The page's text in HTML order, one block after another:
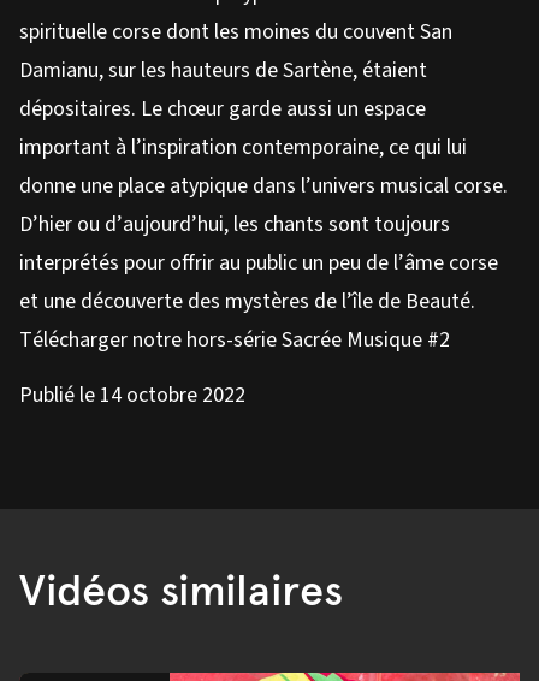
spirituelle corse dont les moines du couvent San
Damianu, sur les hauteurs de Sartène, étaient
dépositaires. Le chœur garde aussi un espace
important à l’inspiration contemporaine, ce qui lui
donne une place atypique dans l’univers musical corse.
D’hier ou d’aujourd’hui, les chants sont toujours
interprétés pour offrir au public un peu de l’âme corse
et une découverte des mystères de l’île de Beauté.
Télécharger notre hors-série Sacrée Musique #2
Publié le 14 octobre 2022
Vidéos similaires